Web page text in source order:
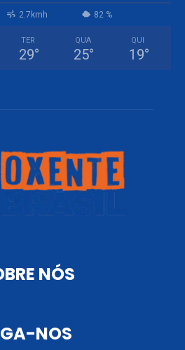
2.7kmh 82 %
TER
29°
QUA
25°
QUI
19°
NÓS
NOS